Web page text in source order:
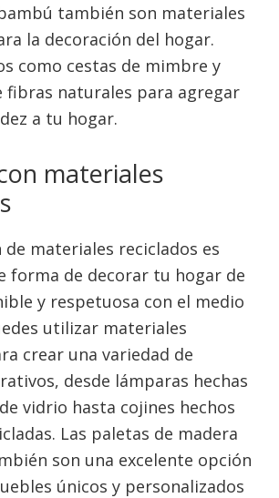
también son materiales
la decoración del hogar.
como cestas de mimbre y
fibras naturales para agregar
a tu hogar.
materiales
materiales reciclados es
forma de decorar tu hogar de
y respetuosa con el medio
utilizar materiales
crear una variedad de
desde lámparas hechas
vidrio hasta cojines hechos
Las paletas de madera
son una excelente opción
únicos y personalizados